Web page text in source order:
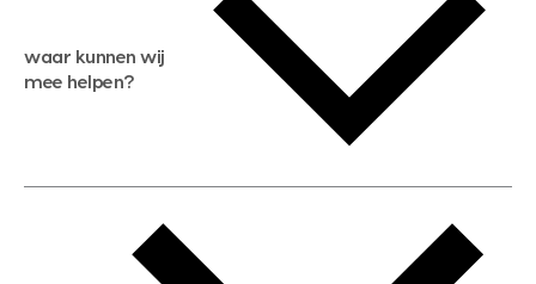
waar kunnen wij
mee helpen?
gratis zoekservice